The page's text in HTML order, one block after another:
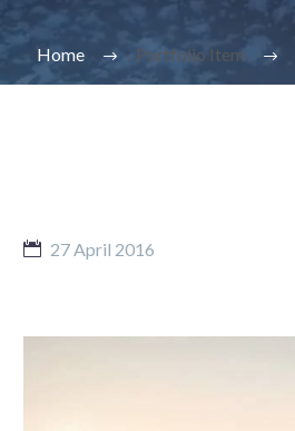
Home Portfolio Item
27 April 2016